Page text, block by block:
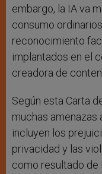
embargo, la IA va
consumo
reconocimiento
implantados en el
creadora de
Según esta Carta
muchas amenazas
incluyen los
privacidad y las
como resultado de